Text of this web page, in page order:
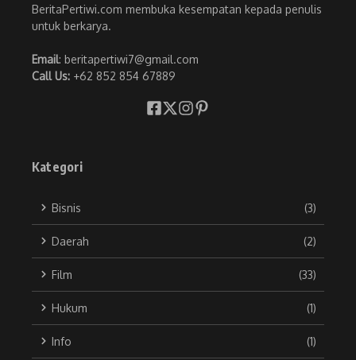
BeritaPertiwi.com membuka kesempatan kepada penulis
untuk berkarya.
Email: beritapertiwi7@gmail.com
Call Us: +62 852 854 67889
Kategori
Bisnis (3)
Daerah (2)
Film (33)
Hukum (1)
Info (1)